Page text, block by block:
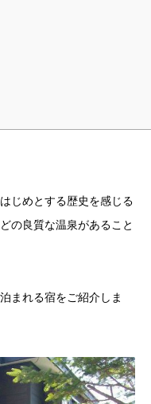
じめとする歴史を感じる
の良質な温泉があること
まれる宿をご紹介しま